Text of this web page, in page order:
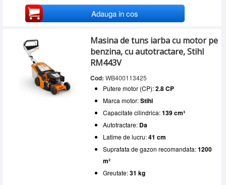
Adauga in cos
Masina de tuns iarba cu motor pe
benzina, cu autotractare, Stihl
RM443V
Cod: WB400113425
Putere motor (CP):2.8 CP
Marca motor:Stihl
Capacitate cilindrica:139 cm³
Autotractare: Da
Latime de lucru:41 cm
Suprafata de gazon recomandata:1200
m²
Greutate:31 kg